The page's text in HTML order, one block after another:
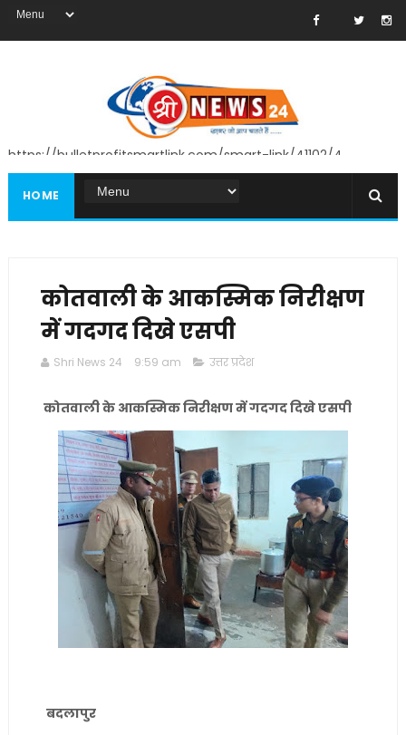
https://bulletprofitsmartlink.com/smart-link/41102/4
HOME
कोतवाली के आकस्मिक निरीक्षण
में गदगद दिखे एसपी
Shri News 24 9:59 am उत्तर प्रदेश
कोतवाली के आकस्मिक निरीक्षण में गदगद दिखे एसपी
बदलापुर